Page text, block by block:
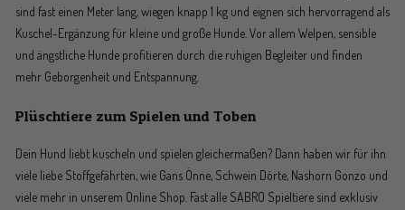
sind fast einen Meter lang, wiegen knapp 1 kg und eignen sich hervorragend als
Kuschel-Ergänzung für kleine und große Hunde. Vor allem Welpen, sensible
und ängstliche Hunde profitieren durch die ruhigen Begleiter und finden
mehr Geborgenheit und Entspannung.
Plüschtiere zum Spielen und Toben
Dein Hund liebt kuscheln und spielen gleichermaßen? Dann haben wir für ihn
viele liebe Stoffgefährten, wie Gans Önne, Schwein Dörte, Nashorn Gonzo und
viele mehr in unserem Online Shop. Fast alle SABRO Spieltiere sind exklusiv